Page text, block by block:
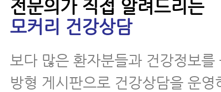
알아야 할 12가지
전문의가 직접 알려드리는
모커리 건강상담
보다 많은 환자분들과 건강정보를
방형 게시판으로 건강상담을 운영